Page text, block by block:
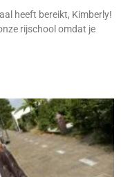
heeft bereikt, Kimberly!
rijschool omdat je